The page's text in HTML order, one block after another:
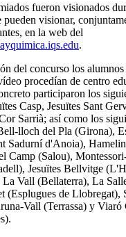
fueron visionados
pueden visionar,
en la web del
.
del concurso los
procedían de centro
participaron los
Casp, Jesuïtes Sant
Sarrià; así como los
lloch del Pla (Girona),
Sadurní d'Anoia),
Camp (Salou),
Jesuïtes Bellvitge
La Vall (Bellaterra), La
(Esplugues de Llobregat),
Vall (Terrassa) y